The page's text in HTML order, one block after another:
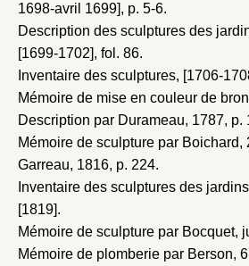
1698-avril 1699], p. 5-6.
Description des sculptures des
[1699-1702], fol. 86.
Inventaire des sculptures, [1706-
Mémoire de mise en couleur de
Description par Durameau, 1787, p.
Mémoire de sculpture par Boichard,
Garreau, 1816, p. 224.
Inventaire des sculptures des
[1819].
Mémoire de sculpture par Bocquet,
Mémoire de plomberie par Berson,